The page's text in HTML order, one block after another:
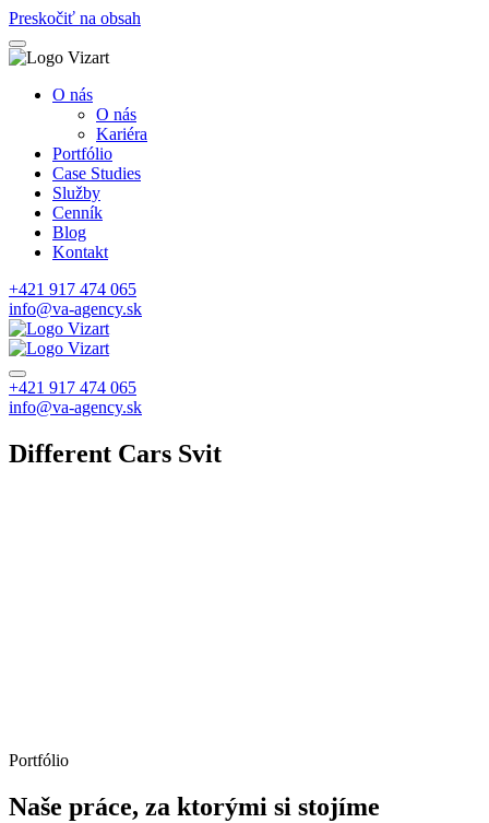
Preskočiť na obsah
O nás
O nás
Kariéra
Portfólio
Case Studies
Služby
Cenník
Blog
Kontakt
+421 917 474 065
info@va-agency.sk
+421 917 474 065
info@va-agency.sk
Different Cars Svit
Portfólio
Naše práce, za ktorými si stojíme